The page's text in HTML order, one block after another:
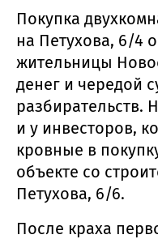
Покупка
на Петухова, 6/4
жительницы
денег и чередой
разбирательств.
и у инвесторов,
кровные в
объекте со
Петухова, 6/6.
После краха